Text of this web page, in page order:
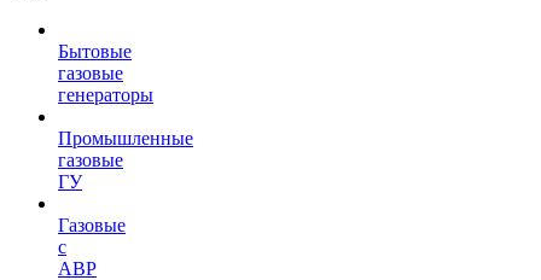
Бытовые
газовые
генераторы
Промышленные
газовые
ГУ
Газовые
с
АВР